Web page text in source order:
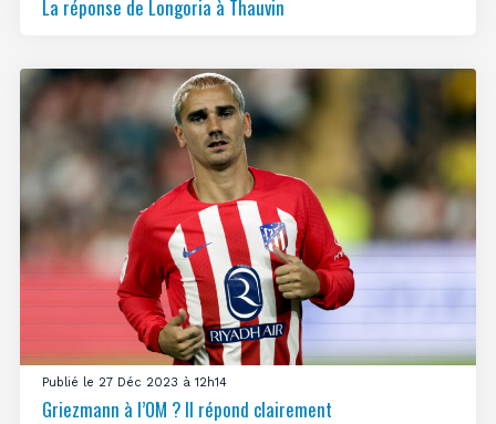
La réponse de Longoria à Thauvin
Publié le 27 Déc 2023 à 12h14
Griezmann à l’OM ? Il répond clairement